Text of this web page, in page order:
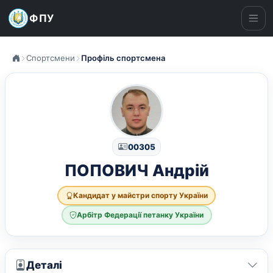
ФПУ
Спортсмени Профіль спортсмена
00305
ПОПОВИЧ Андрій
Кандидат у майстри спорту України
Арбітр Федерації петанку України
Деталі